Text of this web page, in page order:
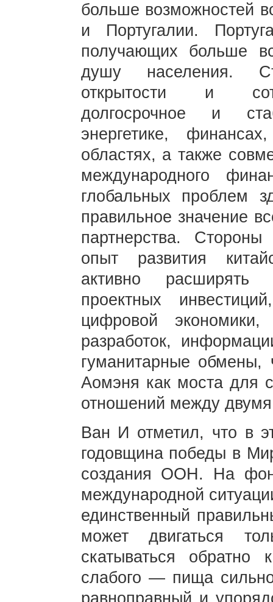
больше возможностей
и Португалии.
получающих больше
душу населения.
открытости и
долгосрочное и
энергетике,
областях, а также
международного
глобальных проблем
правильное значение
партнерства.
опыт развития
активно расширять
проектных
цифровой
разработок,
гуманитарные обмены,
Аомэня как моста для
отношений между
Ван И отметил, что в
годовщина победы в
создания ООН. На
международной
единственный
может двигаться
скатываться
слабого — пища
равноправный и